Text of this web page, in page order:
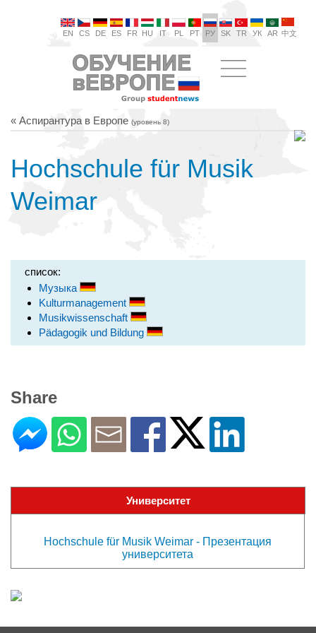
EN CS DE ES FR HU IT PL PT РУ SK TR УК AR 中文
« Аспирантура в Европе (уровень 8)
Hochschule für Musik
Weimar
список:
Музыка
Kulturmanagement
Musikwissenschaft
Pädagogik und Bildung
Share
Университет
Hochschule für Musik Weimar - Презентация
университета